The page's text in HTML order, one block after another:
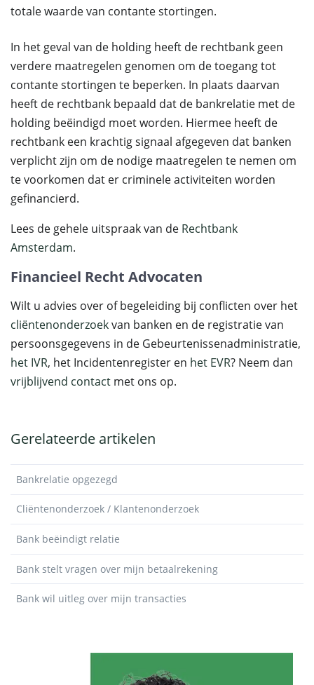
totale waarde van contante stortingen.
In het geval van de holding heeft de rechtbank geen
verdere maatregelen genomen om de toegang tot
contante stortingen te beperken. In plaats daarvan
heeft de rechtbank bepaald dat de bankrelatie met de
holding beëindigd moet worden. Hiermee heeft de
rechtbank een krachtig signaal afgegeven dat banken
verplicht zijn om de nodige maatregelen te nemen om
te voorkomen dat er criminele activiteiten worden
gefinancierd.
Lees de gehele uitspraak van de Rechtbank
Amsterdam.
Financieel Recht Advocaten
Wilt u advies over of begeleiding bij conflicten over het
cliëntenonderzoekvan banken en de registratie van
persoonsgegevens in de Gebeurtenissenadministratie,
het IVR, het Incidentenregister en het EVR? Neem dan
vrijblijvend contact met ons op.
Gerelateerde artikelen
Bankrelatie opgezegd
Cliëntenonderzoek / Klantenonderzoek
Bank beëindigt relatie
Bank stelt vragen over mijn betaalrekening
Bank wil uitleg over mijn transacties